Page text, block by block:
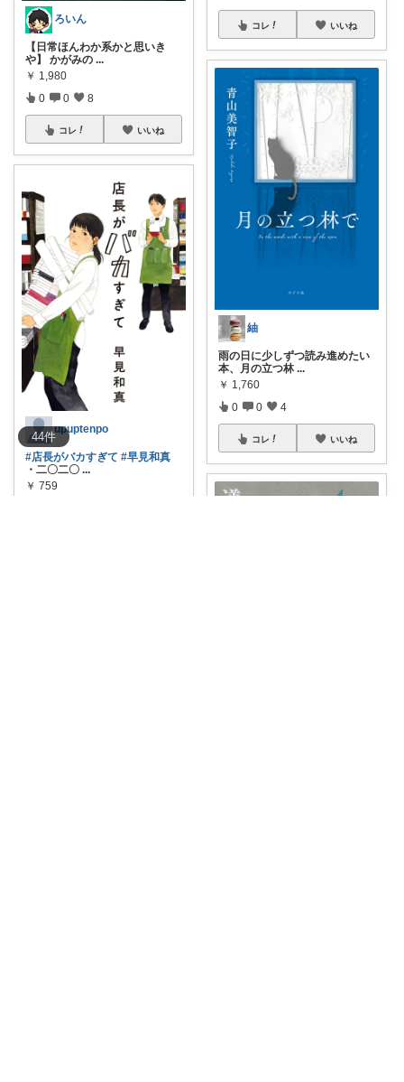
44件
ろいん
【日常ほんわか系かと思いき
や】 かがみの ...
￥ 1,980
0 0 8
コレ いいね
upuptenpo
#店長がバカすぎて #早見和真
・二〇二〇 ...
￥ 759
コレ いいね
紬
雨の日に少しずつ読み進めたい
本、月の立つ林 ...
￥ 1,760
0 0 4
コレ いいね